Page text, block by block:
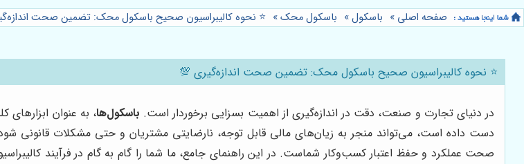
صفحه اصلی » باسکول» باسکول محک» ⭐️ نحوه کالیبراسیون صحیح باسکول محک: تضمین صحت
⭐️ نحوه کالیبراسیون صحیح باسکول محک: تضمین صحت اندازه‌گیری 💯
در دنیای تجارت و صنعت، دقت در اندازه‌گیری از اهمیت بسزایی برخوردار است. باسکول‌ها، به عنوان
دست داده است، می‌تواند منجر به زیان‌های مالی قابل توجه، نارضایتی مشتریان و حتی مشکلات قانونی
صحت عملکرد و حفظ اعتبار کسب‌وکار شماست. در این راهنمای جامع، ما شما را گام به گام در فرآیند